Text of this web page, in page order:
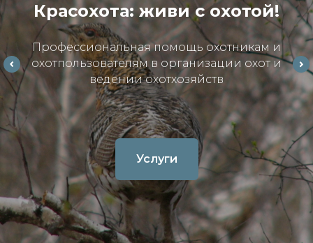
Красохота: живи с охотой!
Профессиональная помощь охотникам и
охотпользователям в организации охот и
ведении охотхозяйств
Услуги